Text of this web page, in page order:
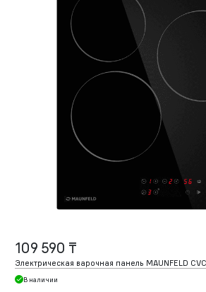
109 590 ₸
Электрическая варочная панель MAUNFELD
В наличии